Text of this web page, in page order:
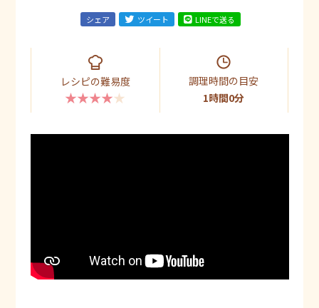
シェア ツイート LINEで送る
レシピの難易度
★★★★★
調理時間の目安
1時間0分